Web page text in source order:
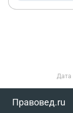
что
брака на
Дата
Правовед.ru